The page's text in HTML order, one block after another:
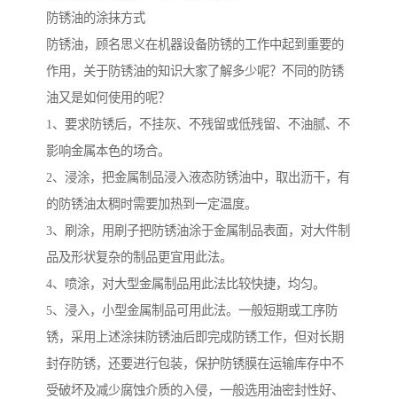
防锈油的涂抹方式
防锈油，顾名思义在机器设备防锈的工作中起到重要的
作用，关于防锈油的知识大家了解多少呢？不同的防锈
油又是如何使用的呢？
1、要求防锈后，不挂灰、不残留或低残留、不油腻、不
影响金属本色的场合。
2、浸涂，把金属制品浸入液态防锈油中，取出沥干，有
的防锈油太稠时需要加热到一定温度。
3、刷涂，用刷子把防锈油涂于金属制品表面，对大件制
品及形状复杂的制品更宜用此法。
4、喷涂，对大型金属制品用此法比较快捷，均匀。
5、浸入，小型金属制品可用此法。一般短期或工序防
锈，采用上述涂抹防锈油后即完成防锈工作，但对长期
封存防锈，还要进行包装，保护防锈膜在运输库存中不
受破坏及减少腐蚀介质的入侵，一般选用油密封性好、